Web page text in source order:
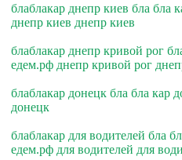
блаблакар днепр киев бла бла
днепр киев днепр киев
блаблакар днепр кривой рог
едем.рф днепр кривой рог
блаблакар донецк бла бла кар
донецк
блаблакар для водителей бла
едем.рф для водителей для